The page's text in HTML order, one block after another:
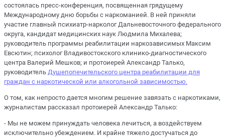
состоялась пресс-конференция, посвященная грядущему
Международному дню борьбы с наркоманией. В ней приняли
участие главный психиатр-нарколог Дальневосточного федерального
округа, кандидат медицинских наук Людмила Михалева;
руководитель программы реабилитации наркозависимых Максим
Евсютин; психолог Владивостокского клинико-диагностического
центра Валерий Мешков; и протоиерей Александр Талько,
руководитель Душепопечительского центра реабилитации для
граждан с наркотической или алкогольной зависимостью.
О том, как непросто дается многим решение завязать с наркотиками,
журналистам рассказал протоиерей Александр Талько:
- Мы не можем принуждать человека лечиться, а воздействуем
исключительно убеждением. И крайне тяжело достучаться до